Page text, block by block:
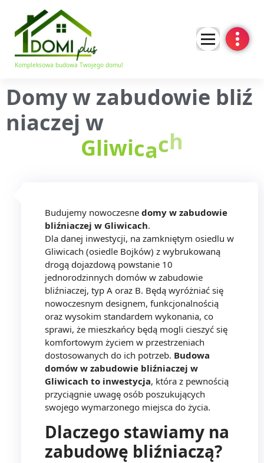
Kompleksowa budowa Twojego domu!
Domyw zabudowie bliź
niaczej w
Gliwicach
Budujemy nowoczesne domy w zabudowie
bliźniaczej w Gliwicach.
Dla danej inwestycji, na zamkniętym osiedlu w
Gliwicach (osiedle Bojków) z wybrukowaną
drogą dojazdową powstanie 10
jednorodzinnych domów w zabudowie
bliźniaczej, typ A oraz B. Będą wyróżniać się
nowoczesnym designem, funkcjonalnością
oraz wysokim standardem wykonania, co
sprawi, że mieszkańcy będą mogli cieszyć się
komfortowym życiem w przestrzeniach
dostosowanych do ich potrzeb. Budowa
domów w zabudowie bliźniaczej w
Gliwicach to inwestycja, która z pewnością
przyciągnie uwagę osób poszukujących
swojego wymarzonego miejsca do życia.
Dlaczego stawiamy na
zabudowę bliźniaczą?